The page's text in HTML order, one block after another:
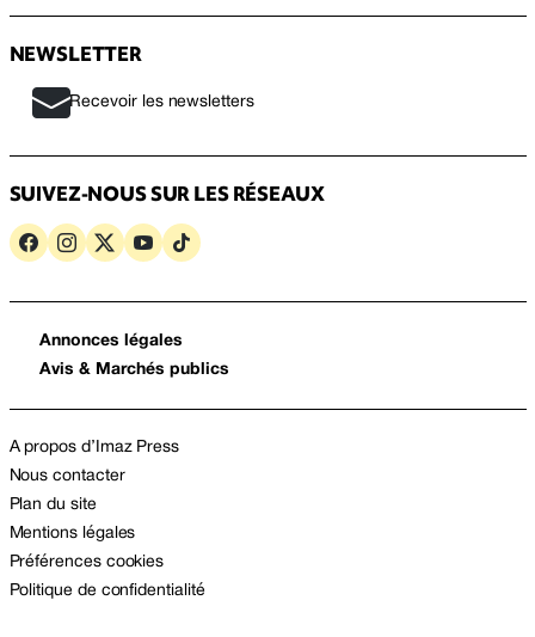
NEWSLETTER
Recevoir les newsletters
SUIVEZ-NOUS SUR LES RÉSEAUX
Annonces légales
Avis & Marchés publics
A propos d’Imaz Press
Nous contacter
Plan du site
Mentions légales
Préférences cookies
Politique de confidentialité